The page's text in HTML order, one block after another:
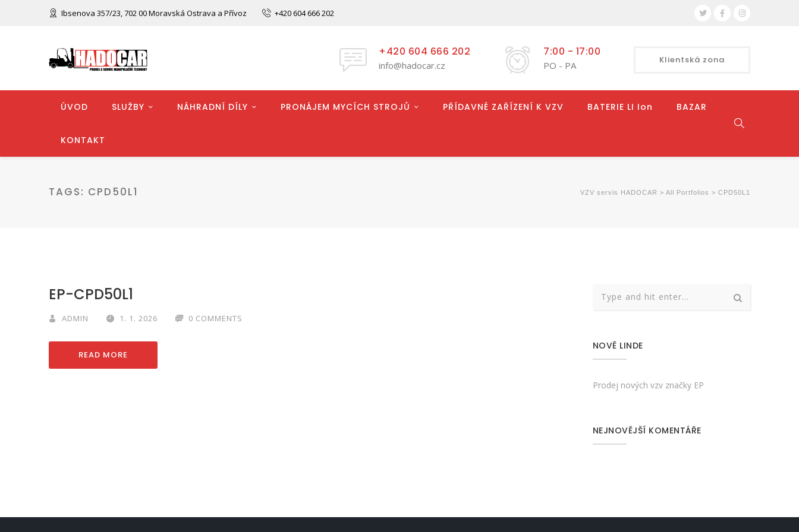
Ibsenova 357/23, 702 00 Moravská Ostrava a Přívoz +420 604 666 202
Klientská zona
+420 604 666 202
info@hadocar.cz
7:00 - 17:00
PO - PA
ÚVOD SLUŽBY NÁHRADNÍ DÍLY PRONÁJEM MYCÍCH STROJŮ PŘÍDAVNÉ ZAŘÍZENÍ K VZV BATERIE LI Ion BAZAR
KONTAKT
TAGS: CPD50L1 VZV servis HADOCAR > All Portfolios > CPD50L1
EP-CPD50L1
ADMIN 1. 1. 2026 0 COMMENTS
READ MORE
NOVĚ LINDE
Prodej nových vzv značky EP
NEJNOVĚJŠÍ KOMENTÁŘE